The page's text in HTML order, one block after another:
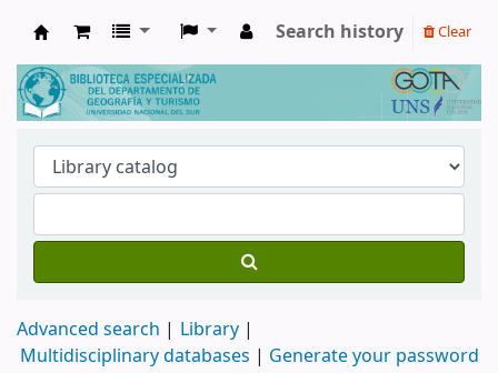
Biblioteca de Geografía y Turismo
Search history Clear
Advanced search
Library
Multidisciplinary databases | Generate your password